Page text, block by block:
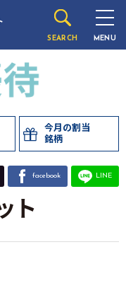
SEARCH MENU
今月の割当
銘柄
facebook LINE
ト